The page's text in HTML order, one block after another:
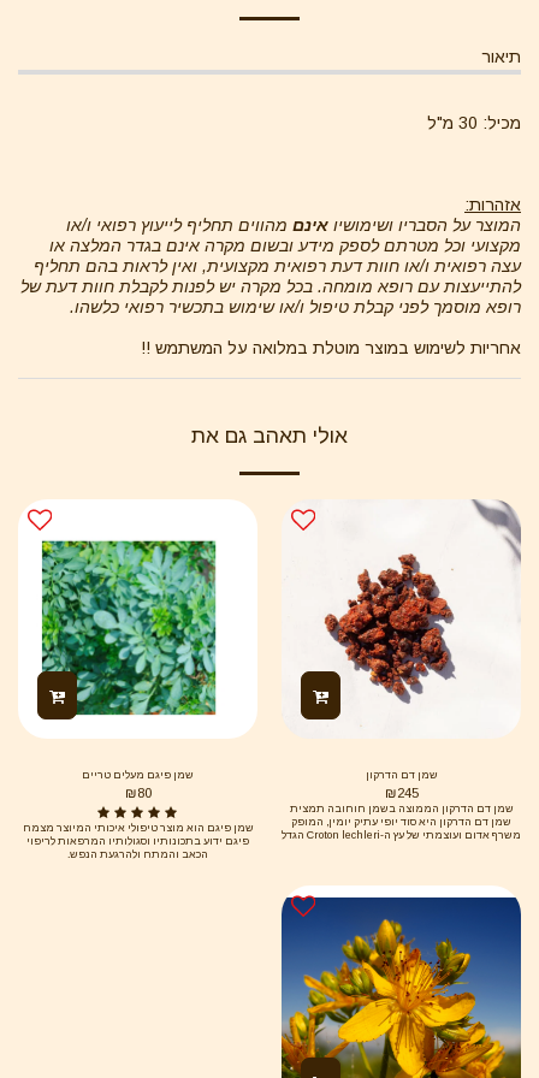
תיאור
מכיל: 30 מ"ל
אזהרות:
המוצר על הסבריו ושימושיו אינם מהווים תחליף לייעוץ רפואי ו/או
מקצועי וכל מטרתם לספק מידע ובשום מקרה אינם בגדר המלצה או
עצה רפואית ו/או חוות דעת רפואית מקצועית, ואין לראות בהם תחליף
להתייעצות עם רופא מומחה. בכל מקרה יש לפנות לקבלת חוות דעת של
רופא מוסמך לפני קבלת טיפול ו/או שימוש בתכשיר רפואי כלשהו.
אחריות לשימוש במוצר מוטלת במלואה על המשתמש !!
אולי תאהב גם את
שמן דם הדרקון
₪245
שמן דם הדרקון הממוצה בשמן חוחובה תמצית
שמן דם הדרקון היא סוד יופי עתיק יומין, המופק
משרף אדום ועוצמתי של עץ ה-Croton lechleri הגדל
ממוצה בעדינות לתוך שמן חוחובה טהור, שמן
בסיס יוקרתי המעניק ספיגה אופטימלית והזנה
עשירה מבלי להותיר תחושת שמנוניות. שילוב זה
יוצר "סרום הצלה" טבעי, רב-תכליתי, המציע מגוון
עצום של יתרונות קוסמטיים: 1. כוח ריפוי ושיקום
עוצמתי (Healing & Repair) זהו היתרון המרכזי
והמפורסם ביותר של דם הדרקון. השרף מכיל
אלקלואיד בשם טאספין (Taspine), אשר הוכח
מחקרית כמסייע בזירוז תהליכי ריפוי העור. איחוי
פצעים וחתכים: השמן פועל כמחסום הגנה טבעי
("עור שני") ומסייע לעור להחלים מהר יותר. טיפול
בצלקות ופצעי בגרות (אקנה): הוא מעודד בנייה
מחודשת של רקמות בריאות ומפחית הופעת
צלקות וסימני מתיחה. הקלה על גירויים: יעיל
במיוחד להרגעת עור מגורה, אדמומי, כוויות קלות
שמן פיגם מעלים טריים
₪80
שמן פיגם הוא מוצר טיפולי איכותי המיוצר מצמח
פיגם ידוע בתכונותיו וסגולותיו המרפאות לריפוי
הכאב והמתח ולהרגעת הנפש.